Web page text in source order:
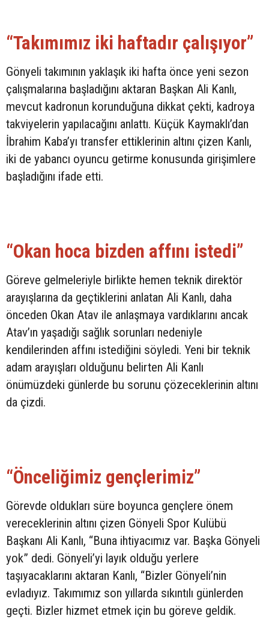
“Takımımız iki haftadır çalışıyor”
Gönyeli takımının yaklaşık iki hafta önce yeni sezon
çalışmalarına başladığını aktaran Başkan Ali Kanlı,
mevcut kadronun korunduğuna dikkat çekti, kadroya
takviyelerin yapılacağını anlattı. Küçük Kaymaklı’dan
İbrahim Kaba’yı transfer ettiklerinin altını çizen Kanlı,
iki de yabancı oyuncu getirme konusunda girişimlere
başladığını ifade etti.
“Okan hoca bizden affını istedi”
Göreve gelmeleriyle birlikte hemen teknik direktör
arayışlarına da geçtiklerini anlatan Ali Kanlı, daha
önceden Okan Atav ile anlaşmaya vardıklarını ancak
Atav’ın yaşadığı sağlık sorunları nedeniyle
kendilerinden affını istediğini söyledi. Yeni bir teknik
adam arayışları olduğunu belirten Ali Kanlı
önümüzdeki günlerde bu sorunu çözeceklerinin altını
da çizdi.
“Önceliğimiz gençlerimiz”
Görevde oldukları süre boyunca gençlere önem
vereceklerinin altını çizen Gönyeli Spor Kulübü
Başkanı Ali Kanlı, “Buna ihtiyacımız var. Başka Gönyeli
yok” dedi. Gönyeli’yi layık olduğu yerlere
taşıyacaklarını aktaran Kanlı, “Bizler Gönyeli’nin
evladıyız. Takımımız son yıllarda sıkıntılı günlerden
geçti. Bizler hizmet etmek için bu göreve geldik.